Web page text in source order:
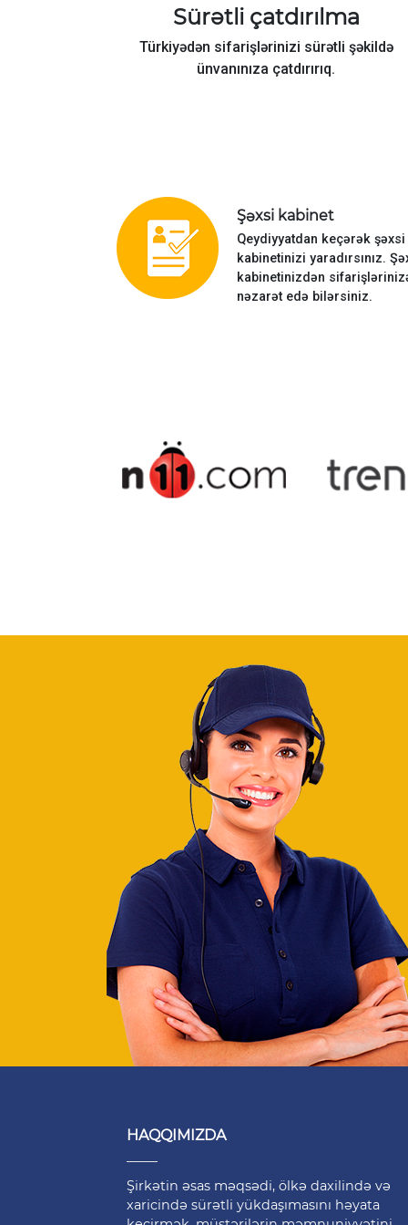
Sürətli çatdırılma
Türkiyədən sifarişlərinizi sürətli şəkildə
ünvanınıza çatdırırıq.
Şəxsi kabinet
Qeydiyyatdan keçərək şəxsi
kabinetinizi yaradırsınız.
kabinetinizdən
nəzarət edə bilərsiniz.
HAQQIMIZDA
Şirkətin əsas məqsədi, ölkə daxilində və
xaricində sürətli yükdaşımasını həyata